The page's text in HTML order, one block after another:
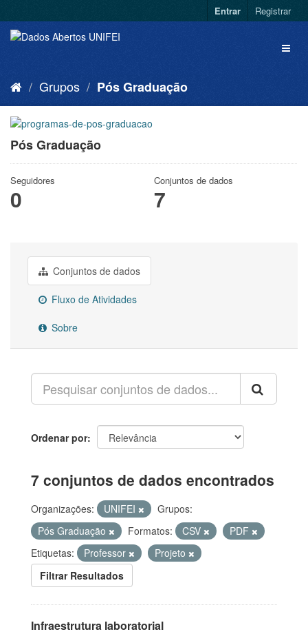
Entrar Registrar
Grupos Pós Graduação
Pós Graduação
Seguidores
0
Conjuntos de dados
7
Conjuntos de dados
Fluxo de Atividades
Sobre
Ordenar por
7 conjuntos de dados encontrados
Organizações: UNIFEI
Grupos:
Pós Graduação
Formatos: CSV
PDF
Etiquetas:
Professor
Projeto
Filtrar Resultados
Infraestrutura laboratorial